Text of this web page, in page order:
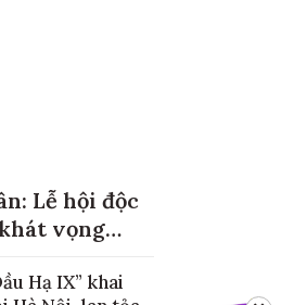
Lễ hội độc
vọng
Hạ IX” khai